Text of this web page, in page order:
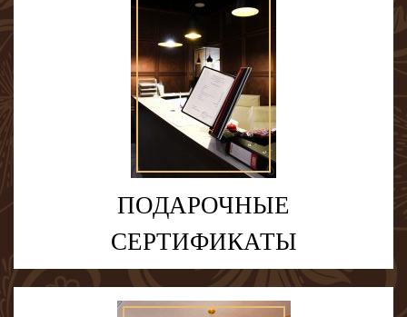
ПОДАРОЧНЫЕ
СЕРТИФИКАТЫ